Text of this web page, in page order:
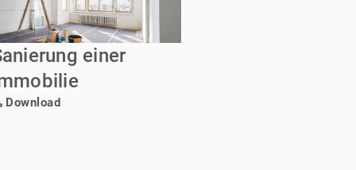
einer
Download